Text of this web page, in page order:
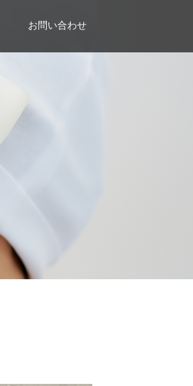
お問い合わせ